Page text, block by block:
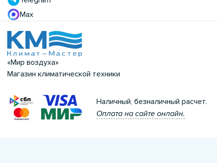
Max
«Мир воздуха»
Магазин климатической техники
Наличный, безналичный расчет.
Оплата на сайте онлайн.